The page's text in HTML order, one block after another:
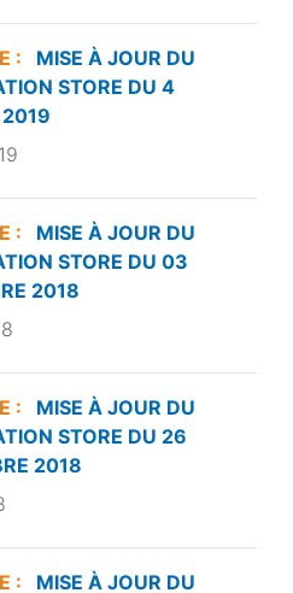
:
MISE À JOUR DU
STORE DU 4
2019
:
MISE À JOUR DU
STORE DU 03
2018
:
MISE À JOUR DU
STORE DU 26
2018
:
MISE À JOUR DU